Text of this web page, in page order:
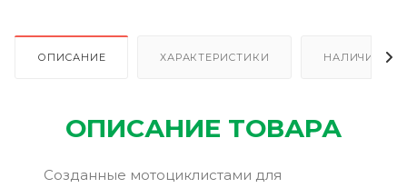
ОПИСАНИЕ ХАРАКТЕРИСТИКИ НАЛИЧИЕ
ОПИСАНИЕ ТОВАРА
Созданные мотоциклистами для